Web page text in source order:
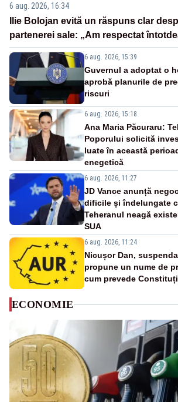
6 aug. 2026, 16:34
Ilie Bolojan evită un răspuns clar
partenerei sale: „Am respectat
6 aug. 2026, 15:39
Guvernul a adoptat o
aprobă planurile de
riscuri
6 aug. 2026, 15:18
Ana Maria Păcuraru:
Poporului solicită
luate în această
enegetică
6 aug. 2026, 11:27
JD Vance anunță
dificile și îndelungate
Teheranul neagă
SUA
6 aug. 2026, 11:24
Nicușor Dan,
propune un nume de
cum prevede
ECONOMIE